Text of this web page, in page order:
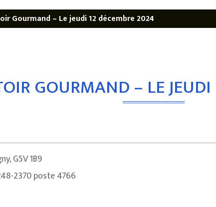
Gourmand – Le jeudi 12 décembre 2024
GOURMAND – LE
G5V 1B9
2370 poste 4766